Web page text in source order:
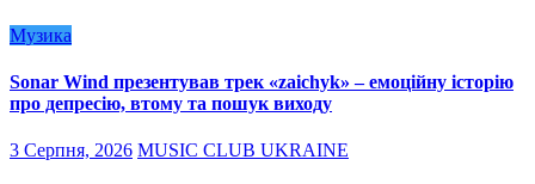
Музика
Sonar Wind презентував трек «zaichyk» – емоційну історію
про депресію, втому та пошук виходу
3 Серпня, 2026 MUSIC CLUB UKRAINE